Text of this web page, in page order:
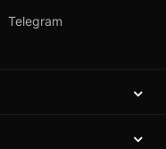
Telegram